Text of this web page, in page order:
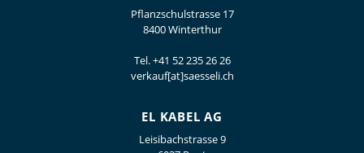
Pflanzschulstrasse 17
8400 Winterthur
Tel.+41 52 235 26 26
verkauf[at]saesseli.ch
EL KABEL AG
Leisibachstrasse 9